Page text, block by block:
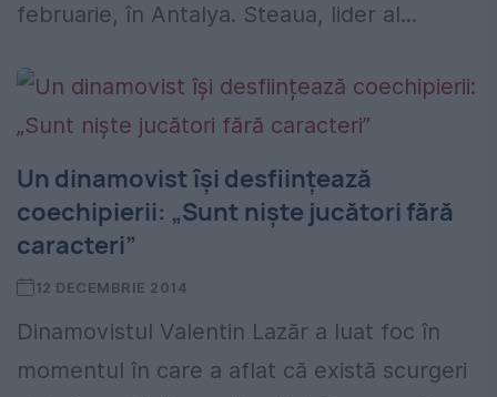
februarie, în Antalya. Steaua, lider al...
Un dinamovist își desființează
coechipierii: „Sunt niște jucători fără
caracteri”
12 DECEMBRIE 2014
Dinamovistul Valentin Lazăr a luat foc în
momentul în care a aflat că există scurgeri